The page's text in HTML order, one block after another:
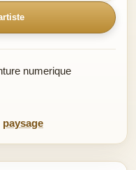
numerique
paysage